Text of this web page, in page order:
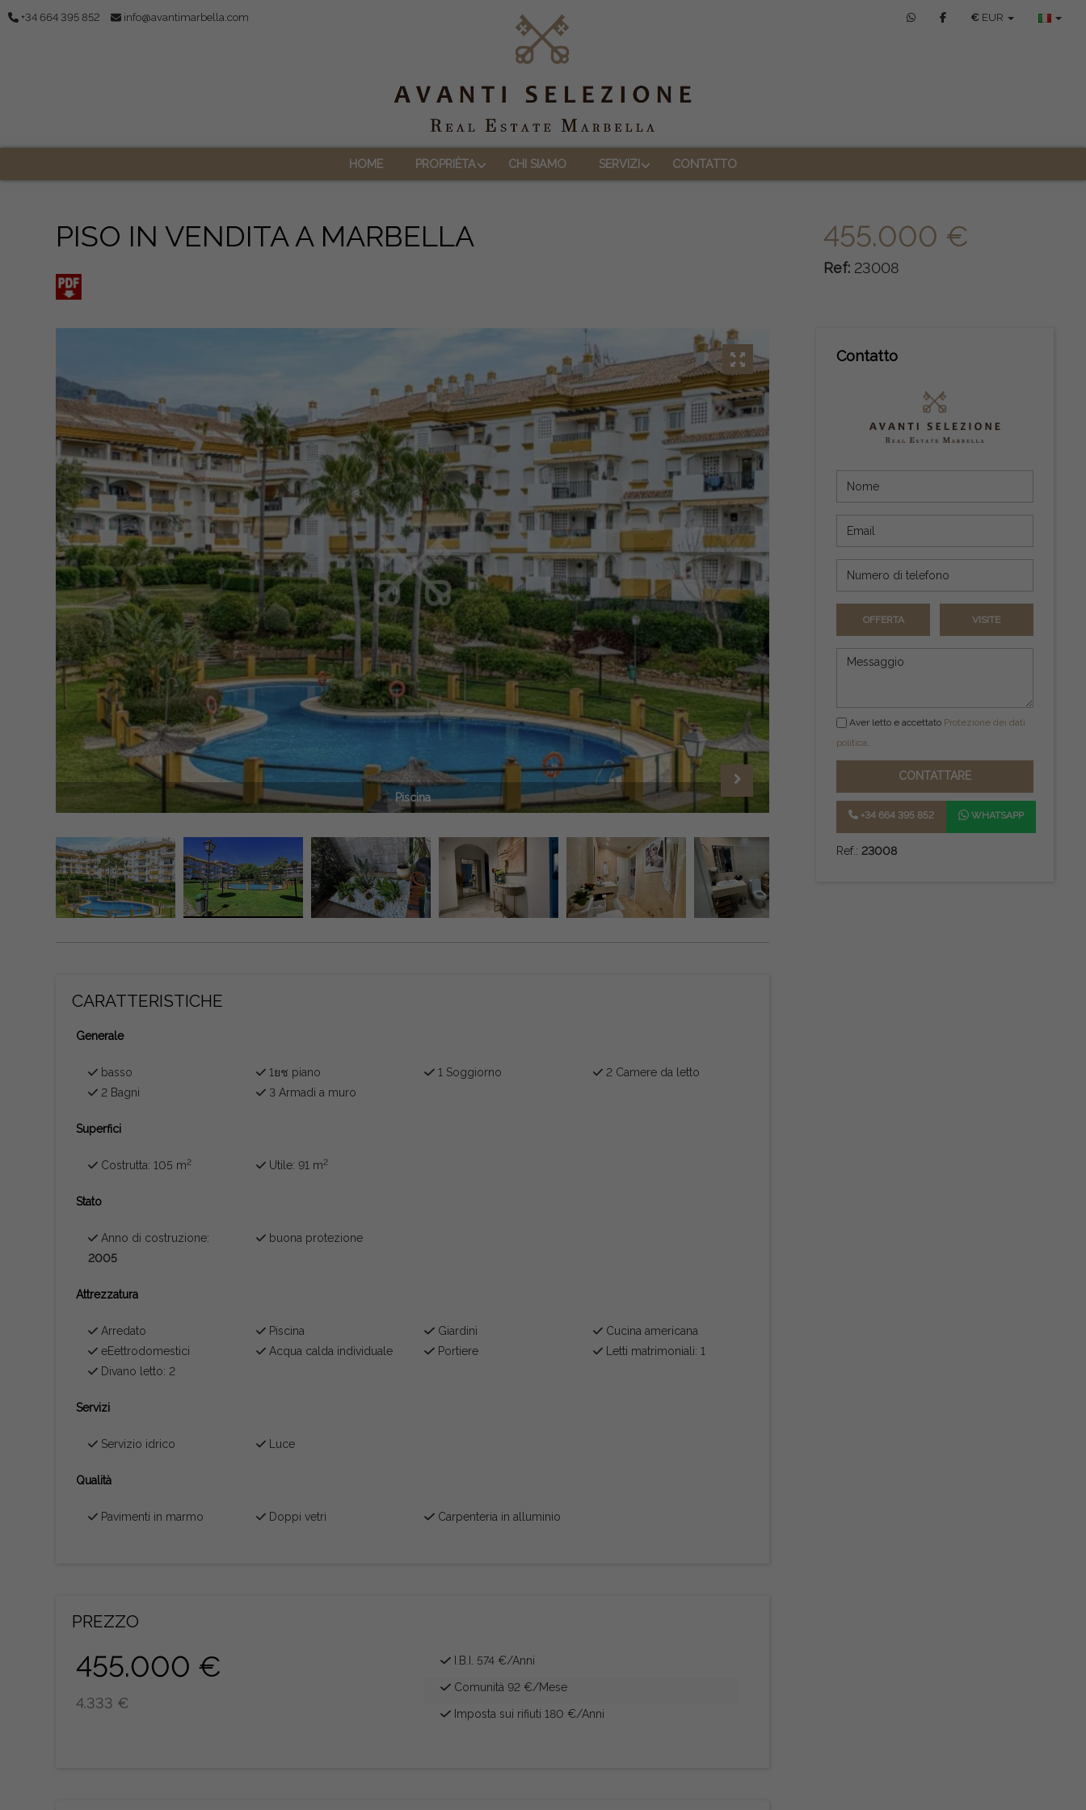
+34 664 395 852 info@avantimarbella.com € EUR
HOME PROPRIÈTA CHI SIAMO SERVIZI CONTATTO
PISO IN VENDITA A MARBELLA 455.000 €
Ref: 23008
Piscina
CARATTERISTICHE
Generale
basso 1ยช piano 1 Soggiorno
2 Camere da letto
2 Bagni
3 Armadi a muro
Superfici
Costrutta: 105 m2 Utile: 91 m2
Stato
Anno di costruzione:
2005
buona protezione
Attrezzatura
Arredato Piscina Giardini
Cucina americana
eEettrodomestici
Acqua calda individuale Portiere
Letti matrimoniali: 1
Divano letto: 2
Servizi
Servizio idrico Luce
Qualità
Pavimenti in marmo Doppi vetri Carpenteria in alluminio
PREZZO
455.000 €
4.333 €
I.B.I. 574 €/Anni
Comunità 92 €/Mese
Imposta sui rifiuti 180 €/Anni
Contatto
OFFERTA VISITE
Aver letto e accettato Protezione dei dati
politica
CONTATTARE
+34 664 395 852 WHATSAPP
Ref.: 23008